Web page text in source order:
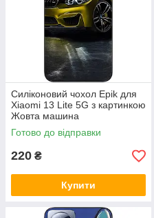
Силіконовий чохол Epik для
Xiaomi 13 Lite 5G з картинкою
Жовта машина
Готово до відправки
220 ₴
Купити